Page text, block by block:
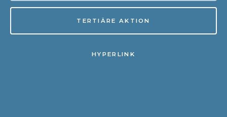
TERTIÄRE AKTION
HYPERLINK